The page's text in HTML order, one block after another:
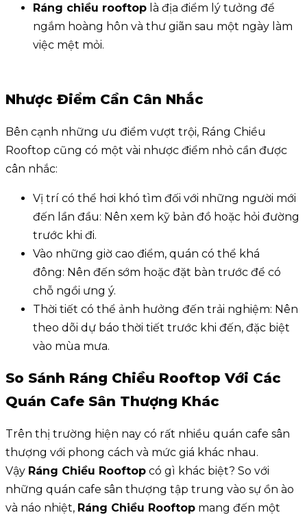
Ráng chiều rooftop là địa điểm lý tưởng để
ngắm hoàng hôn và thư giãn sau một ngày làm
việc mệt mỏi.
Nhược Điểm Cần Cân Nhắc
Bên cạnh những ưu điểm vượt trội, Ráng Chiều
Rooftop cũng có một vài nhược điểm nhỏ cần được
cân nhắc:
Vị trí có thể hơi khó tìm đối với những người mới
đến lần đầu: Nên xem kỹ bản đồ hoặc hỏi đường
trước khi đi.
Vào những giờ cao điểm, quán có thể khá
đông: Nên đến sớm hoặc đặt bàn trước để có
chỗ ngồi ưng ý.
Thời tiết có thể ảnh hưởng đến trải nghiệm: Nên
theo dõi dự báo thời tiết trước khi đến, đặc biệt
vào mùa mưa.
So Sánh Ráng Chiều Rooftop Với Các
Quán Cafe Sân Thượng Khác
Trên thị trường hiện nay có rất nhiều quán cafe sân
thượng với phong cách và mức giá khác nhau.
Vậy Ráng Chiều Rooftop có gì khác biệt? So với
những quán cafe sân thượng tập trung vào sự ồn ào
và náo nhiệt, Ráng Chiều Rooftop mang đến một